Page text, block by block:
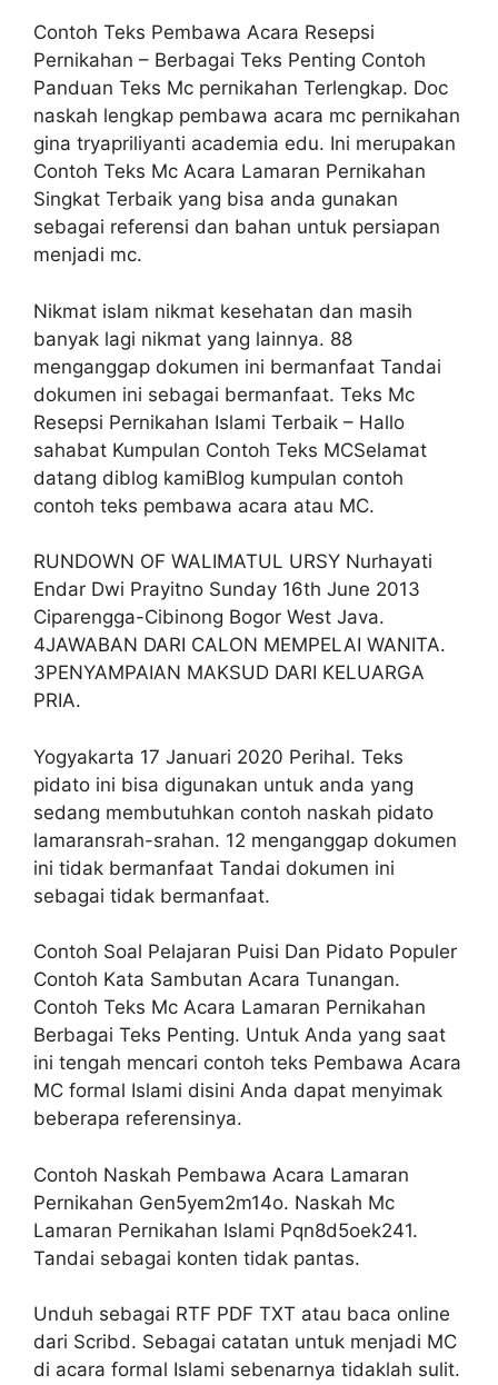
Contoh Teks Pembawa Acara Resepsi
Pernikahan – Berbagai Teks Penting Contoh
Panduan Teks Mc pernikahan Terlengkap. Doc
naskah lengkap pembawa acara mc pernikahan
gina tryapriliyanti academia edu. Ini merupakan
Contoh Teks Mc Acara Lamaran Pernikahan
Singkat Terbaik yang bisa anda gunakan
sebagai referensi dan bahan untuk persiapan
menjadi mc.
Nikmat islam nikmat kesehatan dan masih
banyak lagi nikmat yang lainnya. 88
menganggap dokumen ini bermanfaat Tandai
dokumen ini sebagai bermanfaat. Teks Mc
Resepsi Pernikahan Islami Terbaik – Hallo
sahabat Kumpulan Contoh Teks MCSelamat
datang diblog kamiBlog kumpulan contoh
contoh teks pembawa acara atau MC.
RUNDOWN OF WALIMATUL URSY Nurhayati
Endar Dwi Prayitno Sunday 16th June 2013
Ciparengga-Cibinong Bogor West Java.
4JAWABAN DARI CALON MEMPELAI WANITA.
3PENYAMPAIAN MAKSUD DARI KELUARGA
PRIA.
Yogyakarta 17 Januari 2020 Perihal. Teks
pidato ini bisa digunakan untuk anda yang
sedang membutuhkan contoh naskah pidato
lamaransrah-srahan. 12 menganggap dokumen
ini tidak bermanfaat Tandai dokumen ini
sebagai tidak bermanfaat.
Contoh Soal Pelajaran Puisi Dan Pidato Populer
Contoh Kata Sambutan Acara Tunangan.
Contoh Teks Mc Acara Lamaran Pernikahan
Berbagai Teks Penting. Untuk Anda yang saat
ini tengah mencari contoh teks Pembawa Acara
MC formal Islami disini Anda dapat menyimak
beberapa referensinya.
Contoh Naskah Pembawa Acara Lamaran
Pernikahan Gen5yem2m14o. Naskah Mc
Lamaran Pernikahan Islami Pqn8d5oek241.
Tandai sebagai konten tidak pantas.
Unduh sebagai RTF PDF TXT atau baca online
dari Scribd. Sebagai catatan untuk menjadi MC
di acara formal Islami sebenarnya tidaklah sulit.